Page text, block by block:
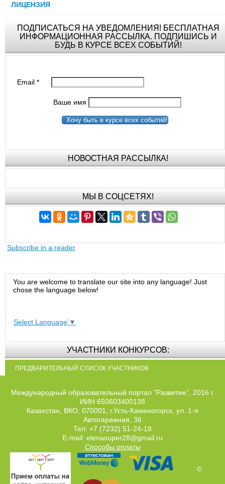
ЛИЦЕНЗИЯ
ПОДПИСАТЬСЯ НА УВЕДОМЛЕНИЯ! БЕСПЛАТНАЯ
ИНФОРМАЦИОННАЯ РАССЫЛКА. ПОДПИШИСЬ И
БУДЬ В КУРСЕ ВСЕХ СОБЫТИЙ!
Email*
Ваше имя
Хочу быть в курсе всех событий!
НОВОСТНАЯ РАССЫЛКА!
МЫ В СОЦСЕТЯХ!
Subscribe in a reader
You are welcome to translate our site into any language! Just
chose the language below!
Select Language ▼
УЧАСТНИКИ КОНКУРСОВ:
ПРЕДВАРИТЕЛЬНЫЙ СПИСОК УЧАСТНИКОВ
Международный образовательный портал "Развитие", 2016 г.
ИИН 650603400138
Казахстан, ВКО, 070001, г.Усть-Каменогорск, ул. 1-я
Автогаражная, 36
Тел: +7 (7232) 51-24-18
E-mail: elenasuper28@gmail.ru
Способы оплаты
©